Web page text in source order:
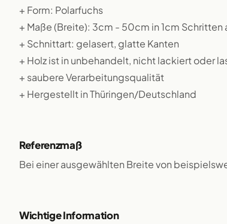
+ Form: Polarfuchs
+ Maße (Breite): 3cm - 50cm in 1cm Schritten
+ Schnittart: gelasert, glatte Kanten
+ Holz ist in unbehandelt, nicht lackiert oder
+ saubere Verarbeitungsqualität
+ Hergestellt in Thüringen/Deutschland
Referenzmaß
Bei einer ausgewählten Breite von
Wichtige Information